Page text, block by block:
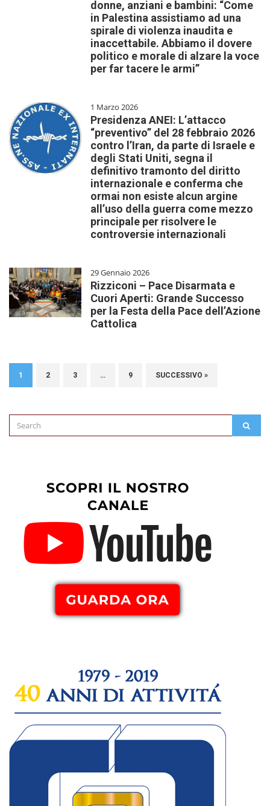
donne, anziani e bambini: “Come
in Palestina assistiamo ad una
spirale di violenza inaudita e
inaccettabile. Abbiamo il dovere
politico e morale di alzare la voce
per far tacere le armi”
1 Marzo 2026
Presidenza ANEI: L’attacco
“preventivo” del 28 febbraio 2026
contro l’Iran, da parte di Israele e
degli Stati Uniti, segna il
definitivo tramonto del diritto
internazionale e conferma che
ormai non esiste alcun argine
all’uso della guerra come mezzo
principale per risolvere le
controversie internazionali
29 Gennaio 2026
Rizziconi – Pace Disarmata e
Cuori Aperti: Grande Successo
per la Festa della Pace dell’Azione
Cattolica
1 2 3 … 9 SUCCESSIVO »
Search
for: